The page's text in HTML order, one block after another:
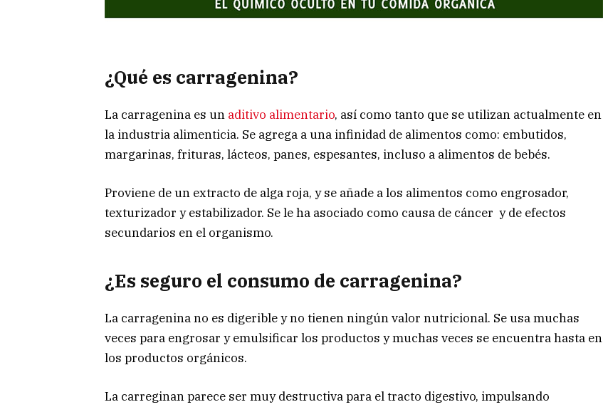
¿Qué es carragenina?
La carragenina es un aditivo alimentario, así como tanto que se utilizan actualmente en
la industria alimenticia. Se agrega a una infinidad de alimentos como: embutidos,
margarinas, frituras, lácteos, panes, espesantes, incluso a alimentos de bebés.
Proviene de un extracto de alga roja, y se añade a los alimentos como engrosador,
texturizador y estabilizador. Se le ha asociado como causa de cáncer y de efectos
secundarios en el organismo.
¿Es seguro el consumo de carragenina?
La carragenina no es digerible y no tienen ningún valor nutricional. Se usa muchas
veces para engrosar y emulsificar los productos y muchas veces se encuentra hasta en
los productos orgánicos.
La carreginan parece ser muy destructiva para el tracto digestivo, impulsando